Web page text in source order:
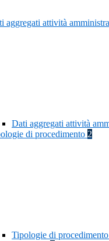
aggregati attività
Dati aggregati attività
di procedimento 2
Tipologie di